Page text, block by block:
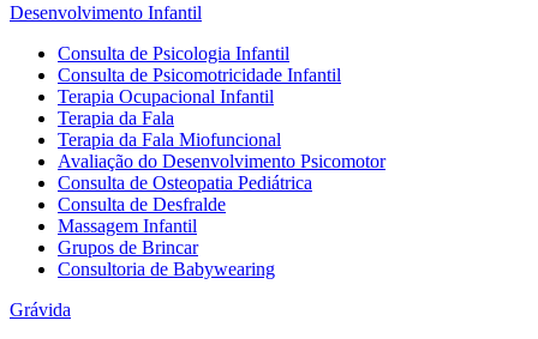
Desenvolvimento Infantil
Consulta de Psicologia Infantil
Consulta de Psicomotricidade Infantil
Terapia Ocupacional Infantil
Terapia da Fala
Terapia da Fala Miofuncional
Avaliação do Desenvolvimento Psicomotor
Consulta de Osteopatia Pediátrica
Consulta de Desfralde
Massagem Infantil
Grupos de Brincar
Consultoria de Babywearing
Grávida